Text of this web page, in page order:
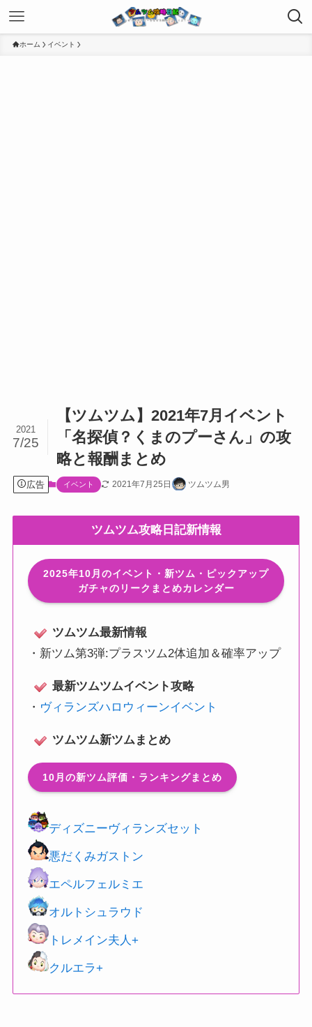
ホーム イベント
【ツムツム】2021年7月イベント
「名探偵？くまのプーさん」の攻
略と報酬まとめ
2021
7/25
広告 イベント 2021年7月25日 ツムツム男
ツムツム攻略日記新情報
2025年10月のイベント・新ツム・ピックアップ
ガチャのリークまとめカレンダー
ツムツム最新情報
・ 新ツム第3弾:プラスツム2体追加＆確率アップ
最新ツムツムイベント攻略
・ ヴィランズハロウィーンイベント
ツムツム新ツムまとめ
10月の新ツム評価・ランキングまとめ
ディズニーヴィランズセット
悪だくみガストン
エペルフェルミエ
オルトシュラウド
トレメイン夫人+
クルエラ+